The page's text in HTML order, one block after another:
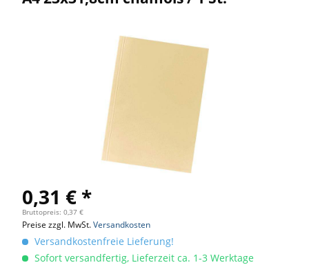
0,31 € *
Bruttopreis: 0,37 €
Preise zzgl. MwSt.Versandkosten
Versandkostenfreie Lieferung!
Sofort versandfertig, Lieferzeit ca. 1-3 Werktage